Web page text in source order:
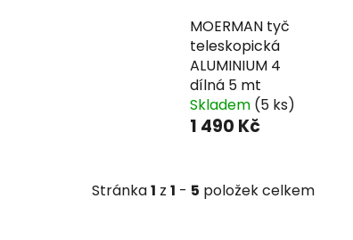
MOERMAN tyč
teleskopická
ALUMINIUM 4
dílná 5 mt
Skladem (5 ks)
1 490 Kč
Stránka1 z 1 - 5 položek celkem